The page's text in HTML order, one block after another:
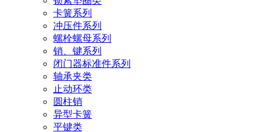
卡簧系列
冲压件系列
螺栓螺母系列
销、键系列
闭门器标准件系列
轴承夹类
止动环类
圆柱销
异型卡簧
平键类